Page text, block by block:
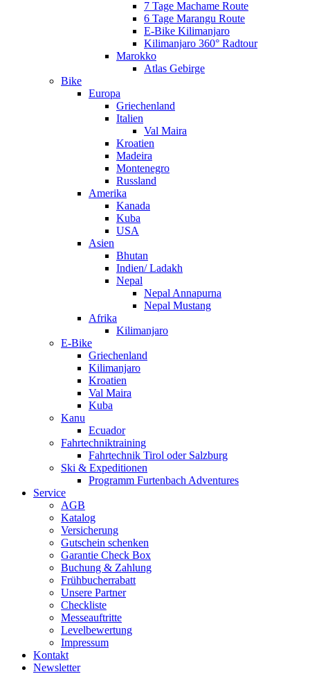
7 Tage Machame Route
6 Tage Marangu Route
E-Bike Kilimanjaro
Kilimanjaro 360° Radtour
Marokko
Atlas Gebirge
Bike
Europa
Griechenland
Italien
Val Maira
Kroatien
Madeira
Montenegro
Russland
Amerika
Kanada
Kuba
USA
Asien
Bhutan
Indien/ Ladakh
Nepal
Nepal Annapurna
Nepal Mustang
Afrika
Kilimanjaro
E-Bike
Griechenland
Kilimanjaro
Kroatien
Val Maira
Kuba
Kanu
Ecuador
Fahrtechniktraining
Fahrtechnik Tirol oder Salzburg
Ski & Expeditionen
Programm Furtenbach Adventures
Service
AGB
Katalog
Versicherung
Gutschein schenken
Garantie Check Box
Buchung & Zahlung
Frühbucherrabatt
Unsere Partner
Checkliste
Messeauftritte
Levelbewertung
Impressum
Kontakt
Newsletter